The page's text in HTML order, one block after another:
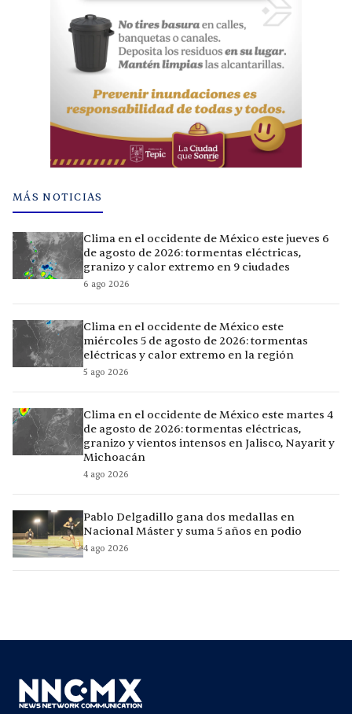
MÁS NOTICIAS
Clima en el occidente de México este jueves 6
de agosto de 2026: tormentas eléctricas,
granizo y calor extremo en 9 ciudades
6 ago 2026
Clima en el occidente de México este
miércoles 5 de agosto de 2026: tormentas
eléctricas y calor extremo en la región
5 ago 2026
Clima en el occidente de México este martes 4
de agosto de 2026: tormentas eléctricas,
granizo y vientos intensos en Jalisco, Nayarit y
Michoacán
4 ago 2026
Pablo Delgadillo gana dos medallas en
Nacional Máster y suma 5 años en podio
4 ago 2026